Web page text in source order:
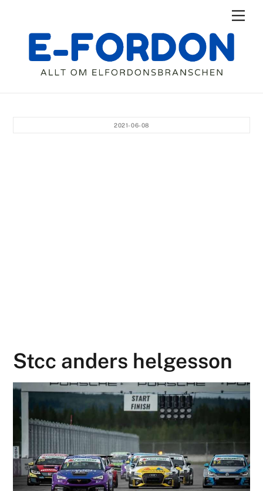
content
2021-06-08
Stcc anders helgesson